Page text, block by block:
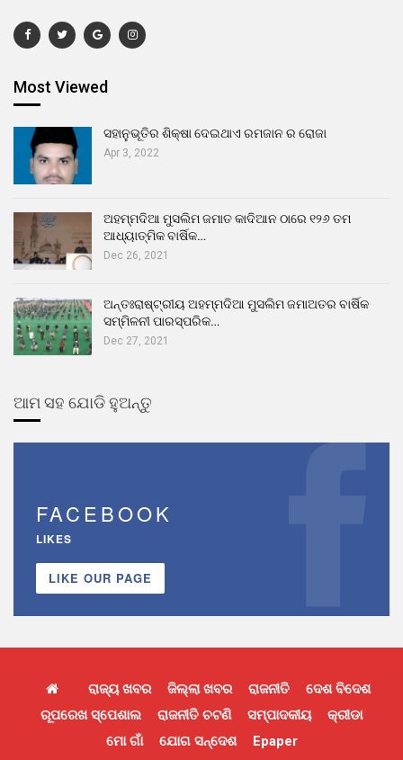
Most Viewed
ସହାନୁଭୂତିର ଶିକ୍ଷା ଦେଇଥାଏ ରମଜାନ ର ରୋଜା
Apr 3, 2022
ଅହମ୍ମଦିଆ ମୁସଲିମ ଜମାତ କାଦିଆନ ଠାରେ ୧୨୬ ତମ
ଆଧ୍ୟାତ୍ମିକ ବାର୍ଷିକ…
Dec 26, 2021
ଅନ୍ତଃରାଷ୍ଟ୍ରୀୟ ଅହମ୍ମଦିଆ ମୁସଲିମ ଜମାଅତର ବାର୍ଷିକ
ସମ୍ମିଳନୀ ପାରସ୍ପରିକ…
Dec 27, 2021
ଆମ ସହ ଯୋଡି ହୁଅନ୍ତୁ
FACEBOOK
LIKES
LIKE OUR PAGE
ରାଜ୍ୟ ଖବର ଜିଲ୍ଲା ଖବର ରାଜନୀତି
ଦେଶ ବିଦେଶ
ରୂପରେଖ ସ୍ପେଶାଲ
ରାଜନୀତି ଚଟଣି ସମ୍ପାଦକୀୟ
କ୍ରୀଡା
ମୋ ଗାଁ
ଯୋଗ ସନ୍ଦେଶ Epaper